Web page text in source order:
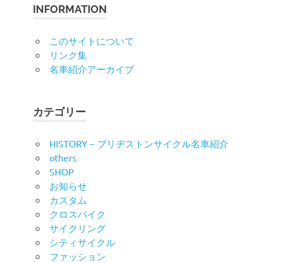
INFORMATION
このサイトについて
リンク集
名車紹介アーカイブ
カテゴリー
HISTORY – ブリヂストンサイクル名車紹介
others
SHOP
お知らせ
カスタム
クロスバイク
サイクリング
シティサイクル
ファッション